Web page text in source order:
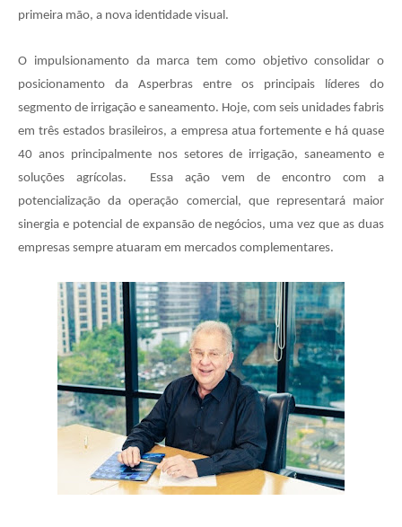
primeira mão, a nova identidade visual.
O impulsionamento da marca tem como objetivo consolidar o
posicionamento da Asperbras entre os principais líderes do
segmento de irrigação e saneamento. Hoje, com seis unidades fabris
em três estados brasileiros, a empresa atua fortemente e há quase
40 anos principalmente nos setores de irrigação, saneamento e
soluções agrícolas. Essa ação vem de encontro com a
potencialização da operação comercial, que representará maior
sinergia e potencial de expansão de negócios, uma vez que as duas
empresas sempre atuaram em mercados complementares.